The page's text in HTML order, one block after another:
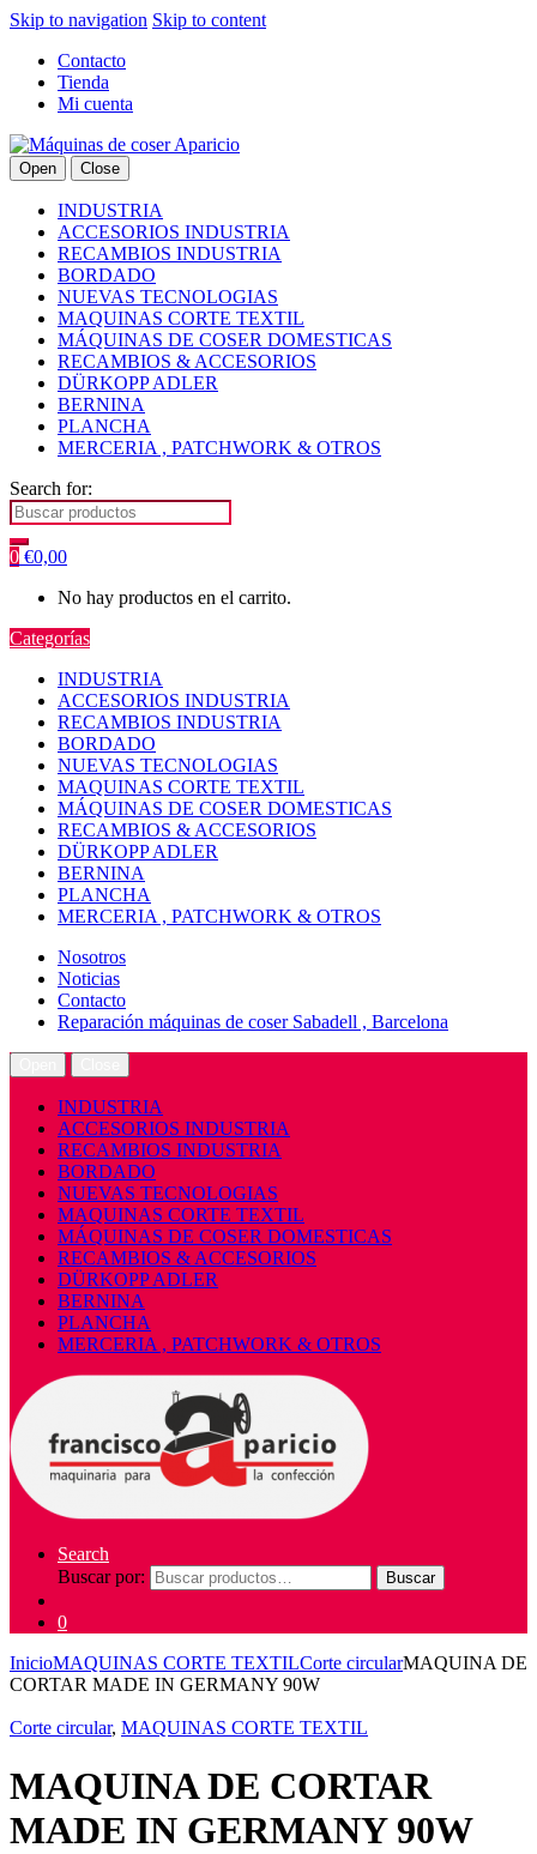
Skip to navigation Skip to content
Contacto
Tienda
Mi cuenta
Open Close
INDUSTRIA
ACCESORIOS INDUSTRIA
RECAMBIOS INDUSTRIA
BORDADO
NUEVAS TECNOLOGIAS
MAQUINAS CORTE TEXTIL
MÁQUINAS DE COSER DOMESTICAS
RECAMBIOS & ACCESORIOS
DÜRKOPP ADLER
BERNINA
PLANCHA
MERCERIA , PATCHWORK & OTROS
Search for:
0 €0,00
No hay productos en el carrito.
Categorías
INDUSTRIA
ACCESORIOS INDUSTRIA
RECAMBIOS INDUSTRIA
BORDADO
NUEVAS TECNOLOGIAS
MAQUINAS CORTE TEXTIL
MÁQUINAS DE COSER DOMESTICAS
RECAMBIOS & ACCESORIOS
DÜRKOPP ADLER
BERNINA
PLANCHA
MERCERIA , PATCHWORK & OTROS
Nosotros
Noticias
Contacto
Reparación máquinas de coser Sabadell , Barcelona
INDUSTRIA
ACCESORIOS INDUSTRIA
RECAMBIOS INDUSTRIA
BORDADO
NUEVAS TECNOLOGIAS
MAQUINAS CORTE TEXTIL
MÁQUINAS DE COSER DOMESTICAS
RECAMBIOS & ACCESORIOS
DÜRKOPP ADLER
BERNINA
PLANCHA
MERCERIA , PATCHWORK & OTROS
Search
Buscar por:
Buscar
0
InicioMAQUINAS CORTE TEXTILCorte circularMAQUINA DE
CORTAR MADE IN GERMANY 90W
Corte circular, MAQUINAS CORTE TEXTIL
MAQUINA DE CORTAR
MADE IN GERMANY 90W